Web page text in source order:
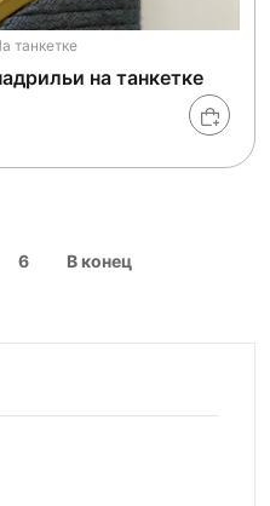
танкетке
на танкетке
6 В конец